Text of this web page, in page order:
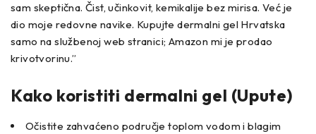
sam skeptična. Čist, učinkovit, kemikalije bez mirisa. Već je
dio moje redovne navike. Kupujte dermalni gel Hrvatska
samo na službenoj web stranici; Amazon mi je prodao
krivotvorinu.”
Kako koristiti dermalni gel (Upute)
Očistite zahvaćeno područje toplom vodom i blagim